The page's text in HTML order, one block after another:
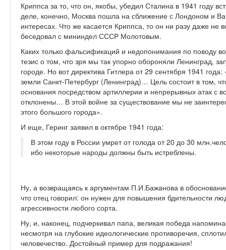
Криппса за то, что он, якобы, убедил Сталина в 1941 году
деле, конечно, Москва пошла на сближение с Лондоном и
интересах. Что же касается Криппса, то он ни разу даже
беседовал с мининдел СССР Молотовым.
Каких только фальсификаций и недопонимания по поводу
тезис о том, что зря мы так упорно обороняли Ленинград,
городе. Но вот директива Гитлера от 29 сентября 1941
земли Санкт-Петербург (Ленинград)… Цель состоит в том,
основания посредством артиллерии и непрерывных атак с
отклонены… В этой войне за существование мы не
этого большого города».
И еще, Геринг заявил в октябре 1941 года:
В этом году в России умрет от голода от 20 до 30
ибо некоторые народы должны быть истреблены.
Ну, а возвращаясь к аргументам П.И.Бажанова в
что отец говорил: он нужен для повышения бдительности
агрессивности любого сорта.
Ну, и, наконец, подчеркивал папа, великая победа
несмотря на глубокие идеологические противоречия,
человечество. Достойный пример для подражания!